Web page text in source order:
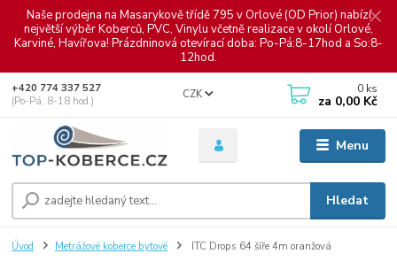
Naše prodejna na Masarykově třídě 795 v Orlové (OD Prior) nabízí
největší výběr Koberců, PVC, Vinylu včetně realizace v okolí Orlové,
Karviné, Havířova! Prázdninová otevírací doba: Po-Pá:8-17hod a So:8-
12hod.
Menu
CZK
Hledat
+420 774 337 527
(Po-Pá, 8-18 hod.)
0 ks
za 0,00 Kč
Úvod Metrážové koberce bytové ITC Drops 64 šíře 4m oranžová